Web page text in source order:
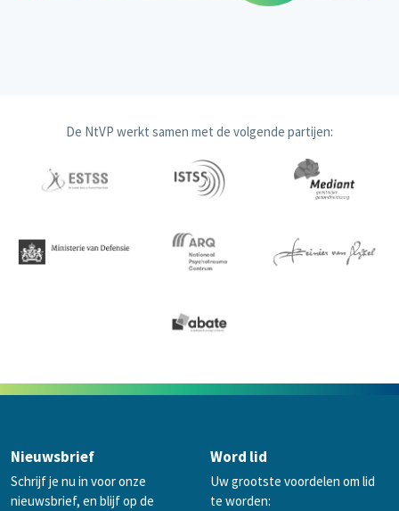
De NtVP werkt samen met de volgende partijen:
Nieuwsbrief
Schrijf je nu in voor onze
nieuwsbrief, en blijf op de
Word lid
Uw grootste voordelen om lid
te worden: